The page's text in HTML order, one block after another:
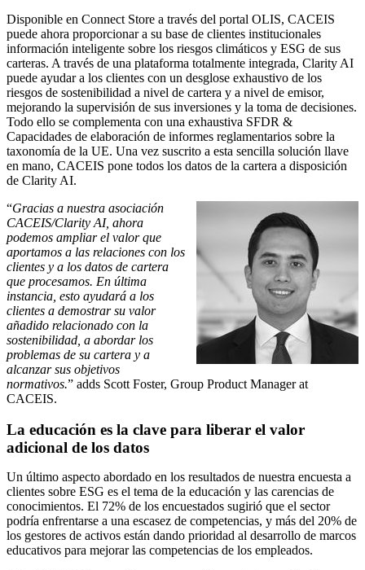
Disponible en Connect Store a través del portal OLIS, CACEIS
puede ahora proporcionar a su base de clientes institucionales
información inteligente sobre los riesgos climáticos y ESG de sus
carteras. A través de una plataforma totalmente integrada, Clarity AI
puede ayudar a los clientes con un desglose exhaustivo de los
riesgos de sostenibilidad a nivel de cartera y a nivel de emisor,
mejorando la supervisión de sus inversiones y la toma de decisiones.
Todo ello se complementa con una exhaustiva SFDR &
Capacidades de elaboración de informes reglamentarios sobre la
taxonomía de la UE. Una vez suscrito a esta sencilla solución llave
en mano, CACEIS pone todos los datos de la cartera a disposición
de Clarity AI.
“Gracias a nuestra asociación
CACEIS/Clarity AI, ahora
podemos ampliar el valor que
aportamos a las relaciones con los
clientes y a los datos de cartera
que procesamos. En última
instancia, esto ayudará a los
clientes a demostrar su valor
añadido relacionado con la
sostenibilidad, a abordar los
problemas de su cartera y a
alcanzar sus objetivos
normativos.” adds Scott Foster, Group Product Manager at
CACEIS.
La educación es la clave para liberar el valor
adicional de los datos
Un último aspecto abordado en los resultados de nuestra encuesta a
clientes sobre ESG es el tema de la educación y las carencias de
conocimientos. El 72% de los encuestados sugirió que el sector
podría enfrentarse a una escasez de competencias, y más del 20% de
los gestores de activos están dando prioridad al desarrollo de marcos
educativos para mejorar las competencias de los empleados.